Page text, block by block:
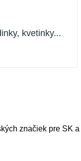
kvetinky...
značiek pre SK a